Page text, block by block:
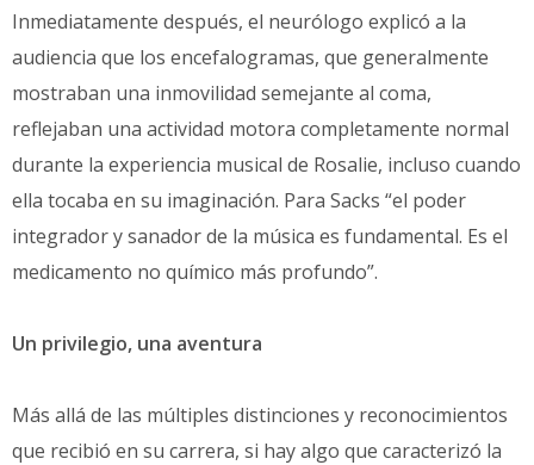
Inmediatamente después, el neurólogo explicó a la
audiencia que los encefalogramas, que generalmente
mostraban una inmovilidad semejante al coma,
reflejaban una actividad motora completamente normal
durante la experiencia musical de Rosalie, incluso cuando
ella tocaba en su imaginación. Para Sacks “el poder
integrador y sanador de la música es fundamental. Es el
medicamento no químico más profundo”.
Un privilegio, una aventura
Más allá de las múltiples distinciones y reconocimientos
que recibió en su carrera, si hay algo que caracterizó la